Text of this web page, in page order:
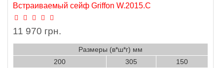
Встраиваемый сейф Griffon W.2015.C
11 970 грн.
Размеры (в*ш*г) мм
200
305
150